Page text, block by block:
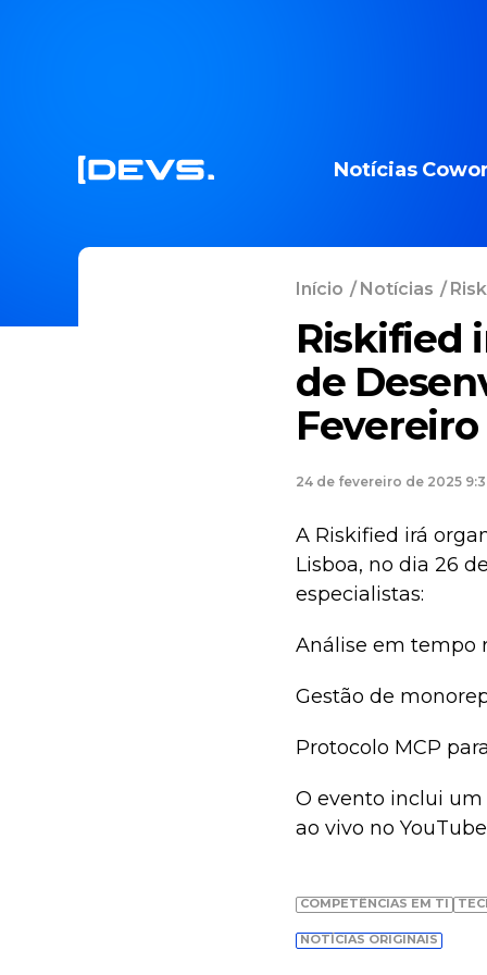
Notícias
Início /Notícias /
Riskified
de
Fevereiro
24 de fevereiro de 2025
A Riskified irá
Lisboa, no dia 26
especialistas:
Análise em tempo
Gestão de
Protocolo MCP
O evento inclui
ao vivo no
COMPETÊNCIAS EM TI
NOTÍCIAS ORIGINAIS